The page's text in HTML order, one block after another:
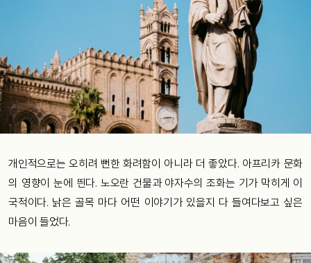
개인적으로는 오히려 뻔한 화려함이 아니라 더 좋았다. 아프리카 문화
의 영향이 눈에 띈다. 노오란 건물과 야자수의 조화는 기가 막히게 이
국적이다. 낡은 골목 마다 어떤 이야기가 있을지 다 들여다보고 싶은
마음이 들었다.